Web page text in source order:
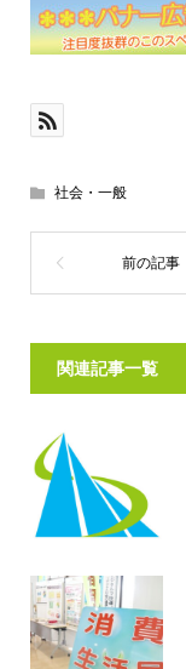
社会・一般
関連記事一覧